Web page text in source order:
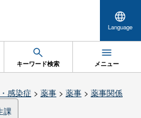
Language
キーワード検索 メニュー
感染症 > 薬事> 薬事> 薬事関係
課